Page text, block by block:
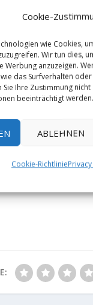
Cookie-
wie Cookies,
Wir tun dies,
Werbung anzuzeigen.
das Surfverhalten
Sie Ihre Zustimmung
beeinträchtigt werden.
ABLEHNEN
Cookie-Richtlinie